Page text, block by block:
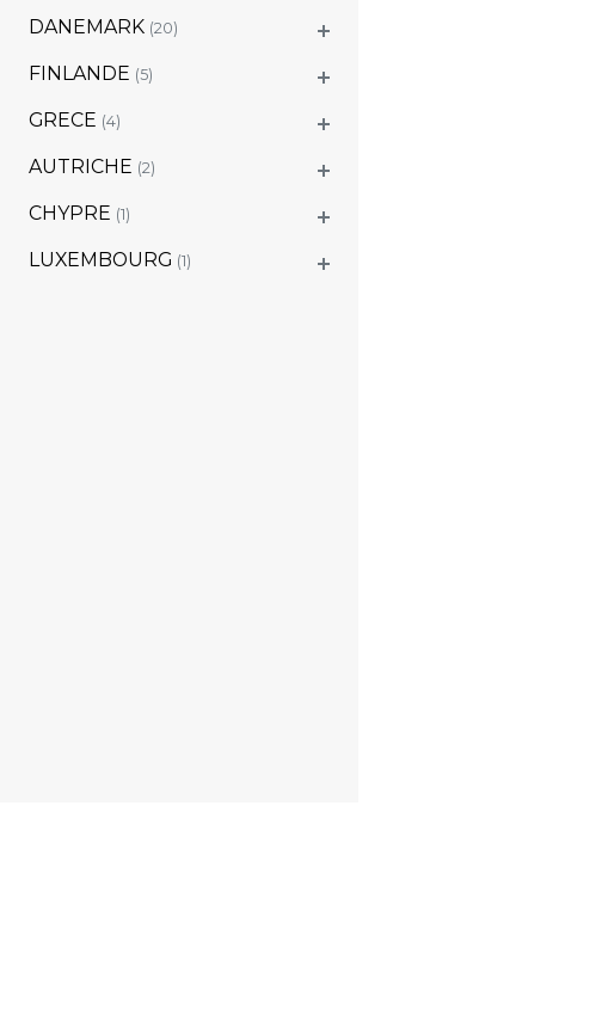
DANEMARK (20)
FINLANDE (5)
GRECE (4)
AUTRICHE (2)
CHYPRE (1)
LUXEMBOURG (1)